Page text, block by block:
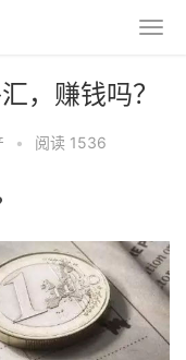
，赚钱吗？
• 阅读 1536